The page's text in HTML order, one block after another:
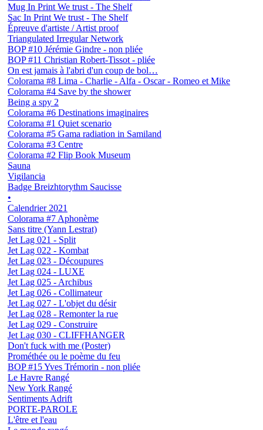
Mug In Print We trust - The Shelf
Sac In Print We trust - The Shelf
Épreuve d'artiste / Artist proof
Triangulated Irregular Network
BOP #10 Jérémie Gindre - non pliée
BOP #11 Christian Robert-Tissot - pliée
On est jamais à l'abri d'un coup de bol…
Colorama #8 Lima - Charlie - Alfa - Oscar - Romeo et Mike
Colorama #4 Save by the shower
Being a spy 2
Colorama #6 Destinations imaginaires
Colorama #1 Quiet scenario
Colorama #5 Gama radiation in Samiland
Colorama #3 Centre
Colorama #2 Flip Book Museum
Sauna
Vigilancia
Badge Breizhtorythm Saucisse
•
Calendrier 2021
Colorama #7 Aphonème
Sans titre (Yann Lestrat)
Jet Lag 021 - Split
Jet Lag 022 - Kombat
Jet Lag 023 - Découpures
Jet Lag 024 - LUXE
Jet Lag 025 - Archibus
Jet Lag 026 - Collimateur
Jet Lag 027 - L'objet du désir
Jet Lag 028 - Remonter la rue
Jet Lag 029 - Construire
Jet Lag 030 - CLIFFHANGER
Don't fuck with me (Poster)
Prométhée ou le poème du feu
BOP #15 Yves Trémorin - non pliée
Le Havre Rangé
New York Rangé
Sentiments Adrift
PORTE-PAROLE
L'être et l'eau